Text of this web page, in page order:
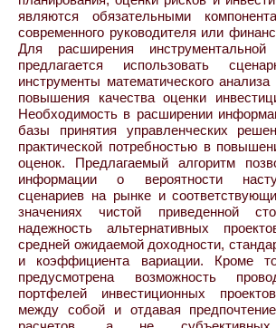
являются обязательными
современного руководителя или
Для расширения
предлагается использовать
инструменты математического
повышения качества оценки
Необходимость в расширении
базы принятия управленческих
практической потребностью в
оценок. Предлагаемый алгоритм
информации о вероятности
сценариев на рынке и
значениях чистой приведенной
надежность альтернативных
средней ожидаемой доходности,
и коэффициента вариации. Кроме
предусмотрена возможность
портфелей инвестиционных
между собой и отдавая